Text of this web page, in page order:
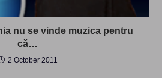
nu se vinde muzica pentru
că…
2 October 2011